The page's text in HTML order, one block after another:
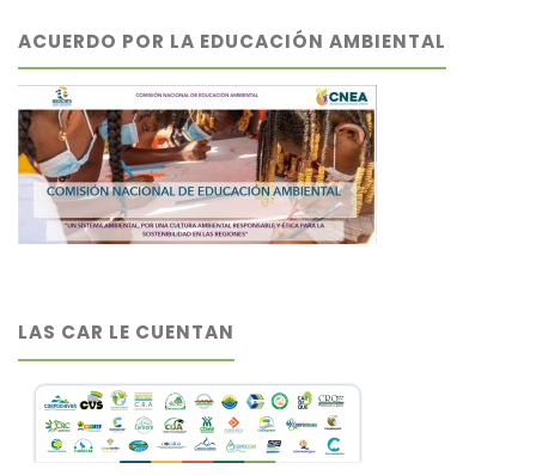
ACUERDO POR LA EDUCACIÓN AMBIENTAL
LAS CAR LE CUENTAN